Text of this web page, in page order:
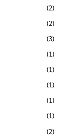
(2)
(2)
(3)
(1)
(1)
(1)
(1)
(1)
(2)